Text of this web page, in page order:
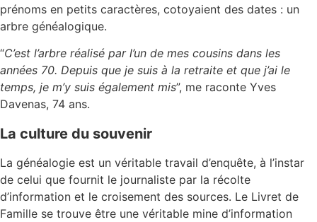
prénoms en petits caractères, cotoyaient des dates : un
arbre généalogique.
“C’est l’arbre réalisé par l’un de mes cousins dans les
années 70. Depuis que je suis à la retraite et que j’ai le
temps, je m’y suis également mis”, me raconte Yves
Davenas, 74 ans.
La culture du souvenir
La généalogie est un véritable travail d’enquête, à l’instar
de celui que fournit le journaliste par la récolte
d’information et le croisement des sources. Le Livret de
Famille se trouve être une véritable mine d’information